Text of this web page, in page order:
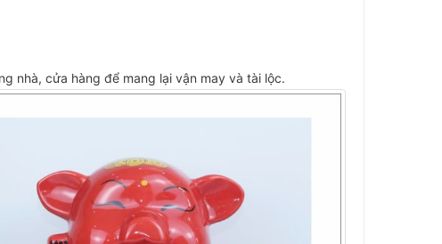
nhà, cửa hàng để mang lại vận may và tài lộc.